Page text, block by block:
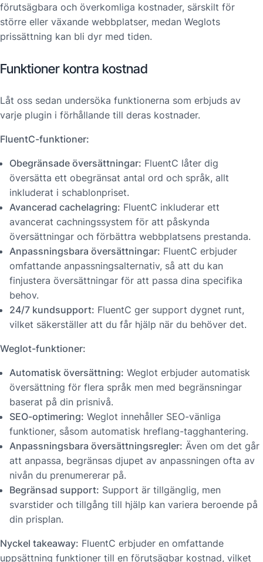
förutsägbara och överkomliga kostnader, särskilt för
större eller växande webbplatser, medan Weglots
prissättning kan bli dyr med tiden.
Funktioner kontra kostnad
Låt oss sedan undersöka funktionerna som erbjuds av
varje plugin i förhållande till deras kostnader.
FluentC-funktioner:
Obegränsade översättningar: FluentC låter dig
översätta ett obegränsat antal ord och språk, allt
inkluderat i schablonpriset.
Avancerad cachelagring: FluentC inkluderar ett
avancerat cachningssystem för att påskynda
översättningar och förbättra webbplatsens prestanda.
Anpassningsbara översättningar: FluentC erbjuder
omfattande anpassningsalternativ, så att du kan
finjustera översättningar för att passa dina specifika
behov.
24/7 kundsupport: FluentC ger support dygnet runt,
vilket säkerställer att du får hjälp när du behöver det.
Weglot-funktioner:
Automatisk översättning: Weglot erbjuder automatisk
översättning för flera språk men med begränsningar
baserat på din prisnivå.
SEO-optimering: Weglot innehåller SEO-vänliga
funktioner, såsom automatisk hreflang-tagghantering.
Anpassningsbara översättningsregler: Även om det går
att anpassa, begränsas djupet av anpassningen ofta av
nivån du prenumererar på.
Begränsad support: Support är tillgänglig, men
svarstider och tillgång till hjälp kan variera beroende på
din prisplan.
Nyckel takeaway: FluentC erbjuder en omfattande
uppsättning funktioner till en förutsägbar kostnad, vilket